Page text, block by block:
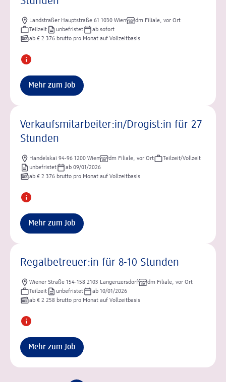
Landstraßer Hauptstraße 61 1030 Wien
dm Filiale, vor Ort
Teilzeit
unbefristet
ab sofort
ab € 2 376 brutto pro Monat auf Vollzeitbasis
Mehr zum Job
Verkaufsmitarbeiter:in/Drogist:in für 27
Stunden
Handelskai 94-96 1200 Wien dm Filiale, vor Ort
Teilzeit/Vollzeit
unbefristet
ab 09/01/2026
ab € 2 376 brutto pro Monat auf Vollzeitbasis
Mehr zum Job
Regalbetreuer:in für 8-10 Stunden
Wiener Straße 154-158 2103 Langenzersdorf
dm Filiale, vor Ort
Teilzeit
unbefristet
ab 10/01/2026
ab € 2 258 brutto pro Monat auf Vollzeitbasis
Mehr zum Job